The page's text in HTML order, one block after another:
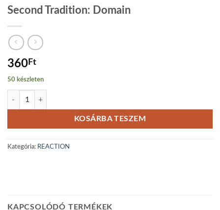
Second Tradition: Domain
360Ft
50 készleten
Second Tradition: Domain mennyiség
KOSÁRBA TESZEM
Kategória: REACTION
KAPCSOLÓDÓ TERMÉKEK